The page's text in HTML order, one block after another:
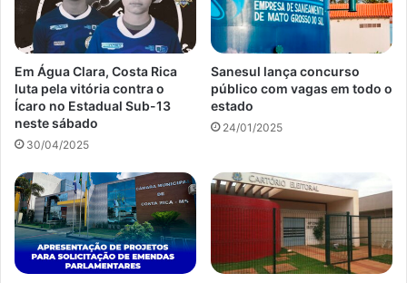
Em Água Clara, Costa Rica
luta pela vitória contra o
Ícaro no Estadual Sub-13
neste sábado
30/04/2025
Sanesul lança concurso
público com vagas em todo o
estado
24/01/2025